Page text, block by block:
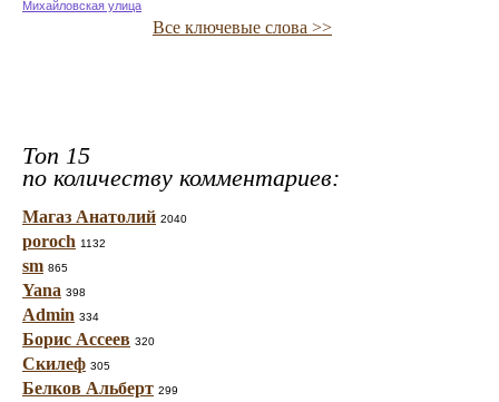
Михайловская улица
Все ключевые слова >>
Топ 15
по количеству комментариев:
Магаз Анатолий 2040
poroch 1132
sm 865
Yana 398
Admin 334
Борис Ассеев 320
Скилеф 305
Белков Альберт 299